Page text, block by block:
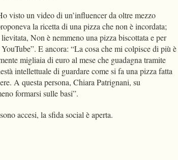
visto un video di un’influencer da oltre mezzo
la ricetta di una pizza che non è incordata;
Non è nemmeno una pizza biscottata e per
E ancora: “La cosa che mi colpisce di più è
migliaia di euro al mese che guadagna tramite
intellettuale di guardare come si fa una pizza fatta
A questa persona, Chiara Patrignani, su
formarsi sulle basi”.
accesi, la sfida social è aperta.